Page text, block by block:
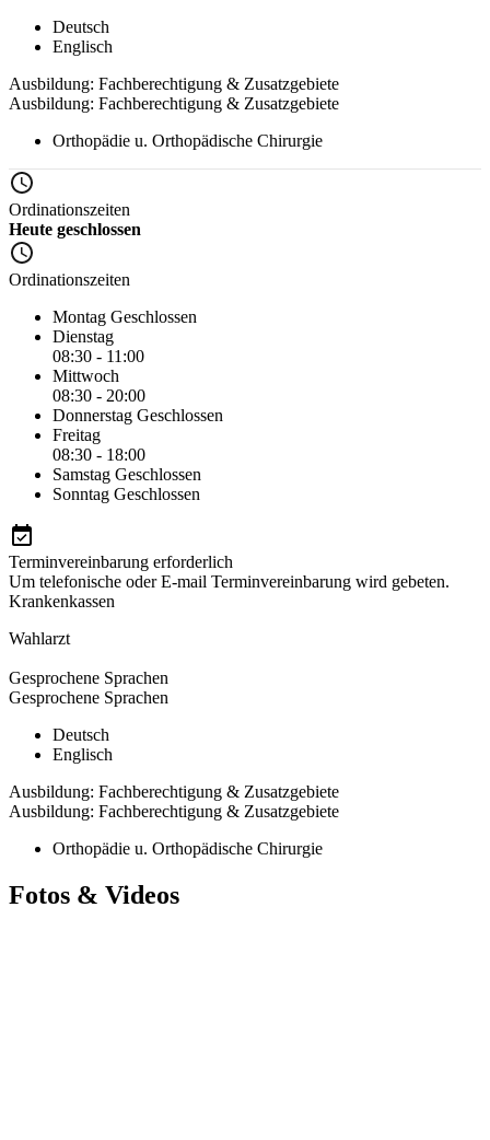
Deutsch
Englisch
Ausbildung: Fachberechtigung & Zusatzgebiete
Ausbildung: Fachberechtigung & Zusatzgebiete
Orthopädie u. Orthopädische Chirurgie
Ordinationszeiten
Heute geschlossen
Ordinationszeiten
Montag Geschlossen
Dienstag
08:30 - 11:00
Mittwoch
08:30 - 20:00
Donnerstag Geschlossen
Freitag
08:30 - 18:00
Samstag Geschlossen
Sonntag Geschlossen
Terminvereinbarung erforderlich
Um telefonische oder E-mail Terminvereinbarung wird gebeten.
Krankenkassen
Wahlarzt
Gesprochene Sprachen
Gesprochene Sprachen
Deutsch
Englisch
Ausbildung: Fachberechtigung & Zusatzgebiete
Ausbildung: Fachberechtigung & Zusatzgebiete
Orthopädie u. Orthopädische Chirurgie
Fotos & Videos